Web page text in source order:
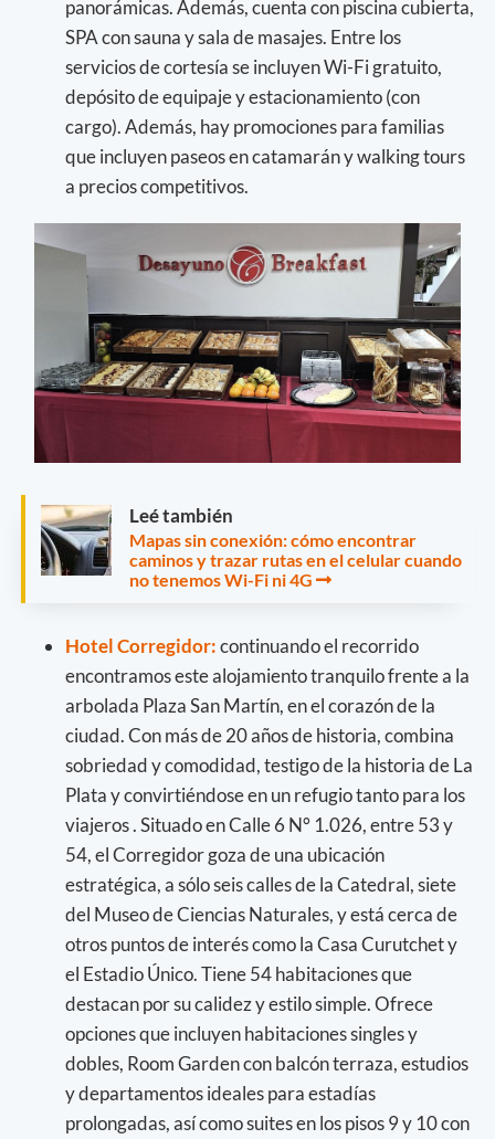
panorámicas. Además, cuenta con piscina cubierta,
SPA con sauna y sala de masajes. Entre los
servicios de cortesía se incluyen Wi-Fi gratuito,
depósito de equipaje y estacionamiento (con
cargo). Además, hay promociones para familias
que incluyen paseos en catamarán y walking tours
a precios competitivos.
Leé también
Mapas sin conexión: cómo encontrar
caminos y trazar rutas en el celular cuando
no tenemos Wi-Fi ni 4G
Hotel Corregidor:continuando el recorrido
encontramos este alojamiento tranquilo frente a la
arbolada Plaza San Martín, en el corazón de la
ciudad. Con más de 20 años de historia, combina
sobriedad y comodidad, testigo de la historia de La
Plata y convirtiéndose en un refugio tanto para los
viajeros . Situado en Calle 6 N° 1.026, entre 53 y
54, el Corregidor goza de una ubicación
estratégica, a sólo seis calles de la Catedral, siete
del Museo de Ciencias Naturales, y está cerca de
otros puntos de interés como la Casa Curutchet y
el Estadio Único. Tiene 54 habitaciones que
destacan por su calidez y estilo simple. Ofrece
opciones que incluyen habitaciones singles y
dobles, Room Garden con balcón terraza, estudios
y departamentos ideales para estadías
prolongadas, así como suites en los pisos 9 y 10 con